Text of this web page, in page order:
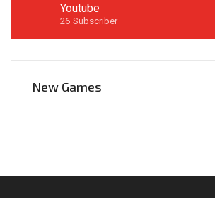
Youtube
26 Subscriber
New Games
Síguenos en Instagram